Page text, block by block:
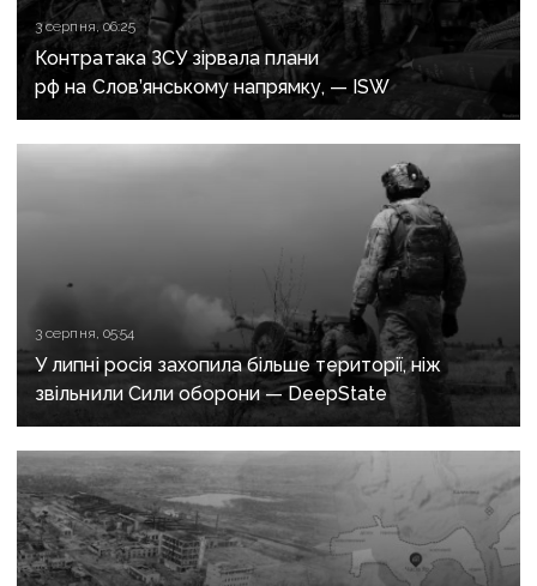
ПОДІЛИТИСЯ У СОЦМЕРЕЖАХ:
ТАКОЖ ЗА ТЕМОЮ
3 серпня, 06:25
Контратака ЗСУ зірвала плани
рф на Слов’янському напрямку, — ISW